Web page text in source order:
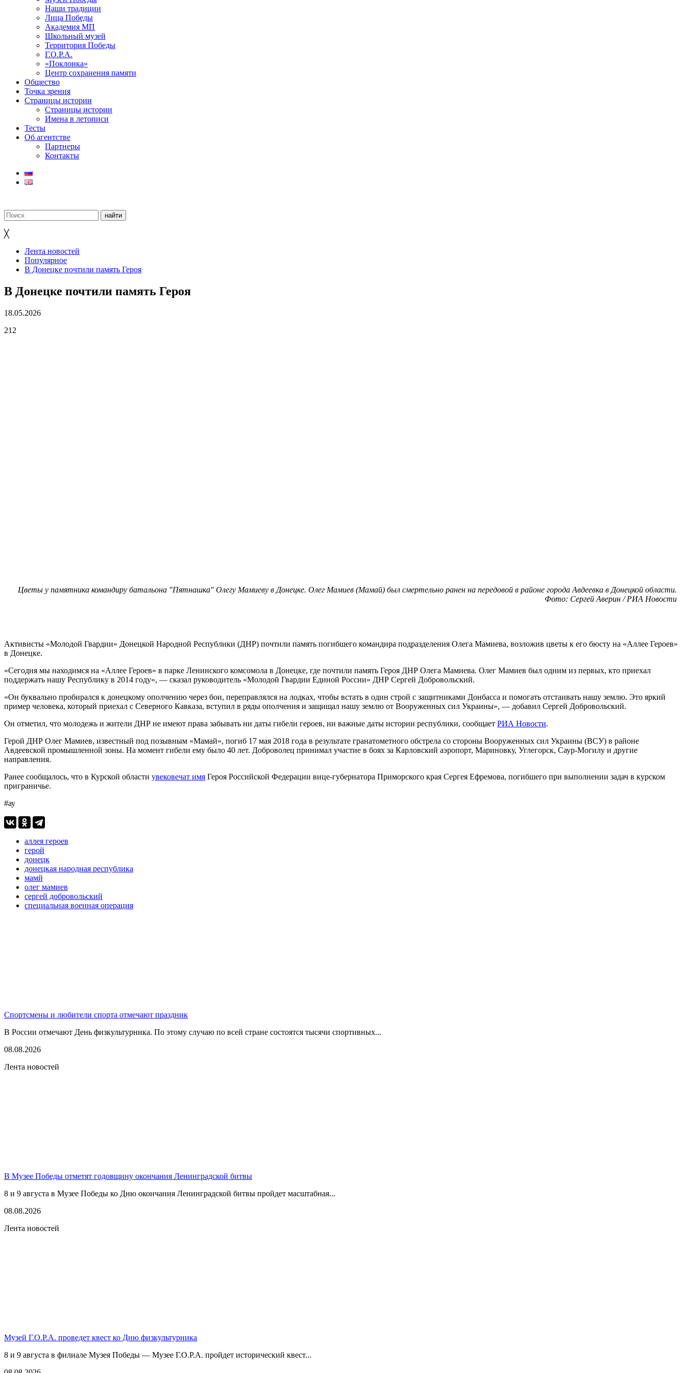
Наши традиции
Лица Победы
Академия МП
Школьный музей
Территория Победы
Г.О.Р.А.
«Поклонка»
Центр сохранения памяти
Общество
Точка зрения
Страницы истории
Страницы истории
Имена в летописи
Тесты
Об агентстве
Партнеры
Контакты
╳
Лента новостей
Популярное
В Донецке почтили память Героя
В Донецке почтили память Героя
18.05.2026
212
Цветы у памятника командиру батальона "Пятнашка" Олегу Мамиеву в Донецке. Олег Мамиев (Мамай) был смертельно ранен на передовой в районе города Авдеевка в Донецкой области.
Фото: Сергей Аверин / РИА Новости
Активисты «Молодой Гвардии» Донецкой Народной Республики (ДНР) почтили память погибшего командира подразделения Олега Мамиева, возложив цветы к его бюсту на «Аллее Героев»
в Донецке.
«Сегодня мы находимся на «Аллее Героев» в парке Ленинского комсомола в Донецке, где почтили память Героя ДНР Олега Мамиева. Олег Мамиев был одним из первых, кто приехал
поддержать нашу Республику в 2014 году», — сказал руководитель «Молодой Гвардии Единой России» ДНР Сергей Добровольский.
«Он буквально пробирался к донецкому ополчению через бои, переправлялся на лодках, чтобы встать в один строй с защитниками Донбасса и помогать отстаивать нашу землю. Это яркий
пример человека, который приехал с Северного Кавказа, вступил в ряды ополчения и защищал нашу землю от Вооруженных сил Украины», — добавил Сергей Добровольский.
Он отметил, что молодежь и жители ДНР не имеют права забывать ни даты гибели героев, ни важные даты истории республики, сообщает РИА Новости.
Герой ДНР Олег Мамиев, известный под позывным «Мамай», погиб 17 мая 2018 года в результате гранатометного обстрела со стороны Вооруженных сил Украины (ВСУ) в районе
Авдеевской промышленной зоны. На момент гибели ему было 40 лет. Доброволец принимал участие в боях за Карловский аэропорт, Мариновку, Углегорск, Саур-Могилу и другие
направления.
Ранее сообщалось, что в Курской области увековечат имя Героя Российской Федерации вице-губернатора Приморского края Сергея Ефремова, погибшего при выполнении задач в курском
приграничье.
#ау
аллея героев
герой
донецк
донецкая народная республика
мамй
олег мамиев
сергей добровольский
специальная военная операция
Спортсмены и любители спорта отмечают праздник
В России отмечают День физкультурника. По этому случаю по всей стране состоятся тысячи спортивных...
08.08.2026
Лента новостей
В Музее Победы отметят годовщину окончания Ленинградской битвы
8 и 9 августа в Музее Победы ко Дню окончания Ленинградской битвы пройдет масштабная...
08.08.2026
Лента новостей
Музей Г.О.Р.А. проведет квест ко Дню физкультурника
8 и 9 августа в филиале Музея Победы — Музее Г.О.Р.А. пройдет исторический квест...